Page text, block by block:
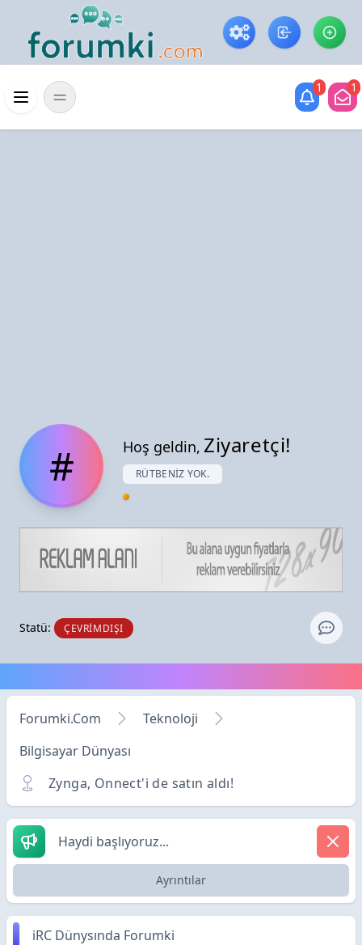
Skip to main content
Menü
1 1
# Hoş geldin, Ziyaretçi!
RÜTBENIZ YOK.
Statü: ÇEVRIMDIŞI
Forumki.Com
Teknoloji
Bilgisayar Dünyası
Zynga, Onnect'i de satın aldı!
Haydi başlıyoruz...
Ayrıntılar
iRC Dünysında Forumki